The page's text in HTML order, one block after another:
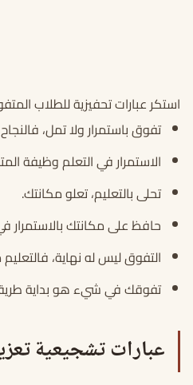
استكر عبارات تحفيزية للطلاب
تفوق باستمرار ولا تمل،
الاستمرار في التعلم وظيفة
تحلى بالتعليم، تعلو مكانتك.
حافظ على مكانتك بالاستمرار
التفوق ليس له نهاية،
تفوقك في شيء هو بداية
عبارات تشجيعية